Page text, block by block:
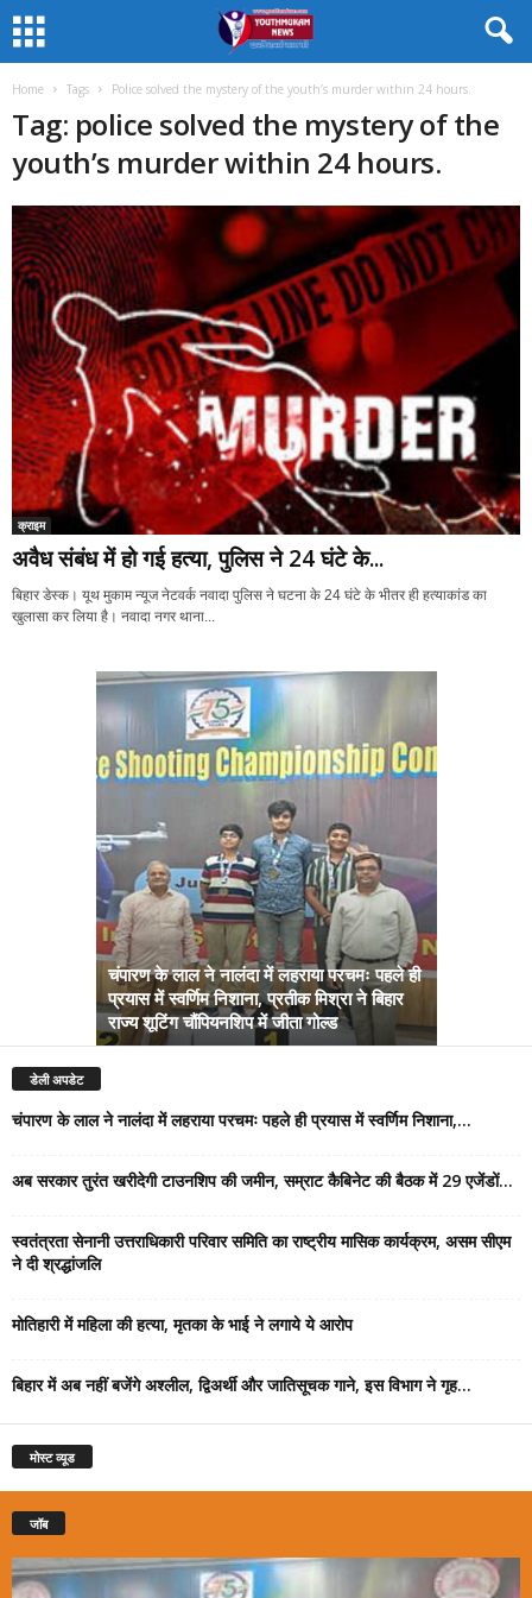
Home Tags Police solved the mystery of the youth’s murder within 24 hours.
Tag: police solved the mystery of the
youth’s murder within 24 hours.
क्राइम
अवैध संबंध में हो गई हत्या, पुलिस ने 24 घंटे के...
बिहार डेस्क। यूथ मुकाम न्यूज नेटवर्क नवादा पुलिस ने घटना के 24 घंटे के भीतर ही हत्याकांड का
खुलासा कर लिया है। नवादा नगर थाना...
चंपारण के लाल ने नालंदा में लहराया परचमः पहले ही
प्रयास में स्वर्णिम निशाना, प्रतीक मिश्रा ने बिहार
राज्य शूटिंग चौंपियनशिप में जीता गोल्ड
डेली अपडेट
चंपारण के लाल ने नालंदा में लहराया परचमः पहले ही प्रयास में स्वर्णिम निशाना,...
अब सरकार तुरंत खरीदेगी टाउनशिप की जमीन, सम्राट कैबिनेट की बैठक में 29 एजेंडों...
स्वतंत्रता सेनानी उत्तराधिकारी परिवार समिति का राष्ट्रीय मासिक कार्यक्रम, असम सीएम
ने दी श्रद्धांजलि
मोतिहारी में महिला की हत्या, मृतका के भाई ने लगाये ये आरोप
बिहार में अब नहीं बजेंगे अश्लील, द्विअर्थी और जातिसूचक गाने, इस विभाग ने गृह...
मोस्ट व्यूड
जॉब